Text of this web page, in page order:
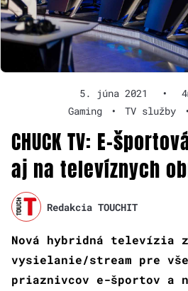
5. júna 2021 •
Gaming
• TV služby •
CHUCK TV: E-
aj na televíznych
Redakcia TOUCHIT
Nová hybridná televízia
vysielanie/stream pre
priaznivcov e-športov a